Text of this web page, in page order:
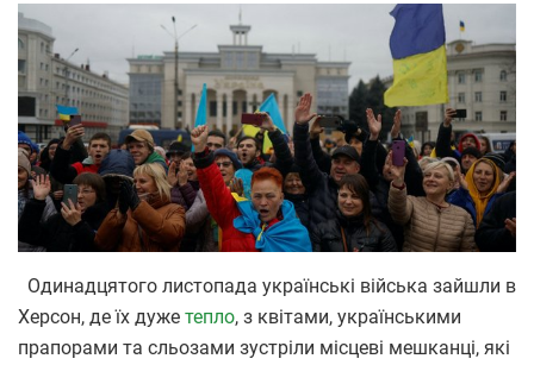
Одинадцятого листопада українські війська зайшли в
Херсон, де їх дуже тепло, з квітами, українськими
прапорами та сльозами зустріли місцеві мешканці, які